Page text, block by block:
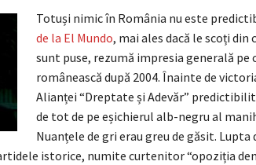
Totuși nimic în România nu este
de la El Mundo, mai ales dacă le scoți
sunt puse, rezumă impresia generală pe
românească după 2004. Înainte de
Alianței “Dreptate și Adevăr”
de tot de pe eșichierul alb-negru al
Nuanțele de gri erau greu de găsit.
istorice, numite curtenitor “opoziția